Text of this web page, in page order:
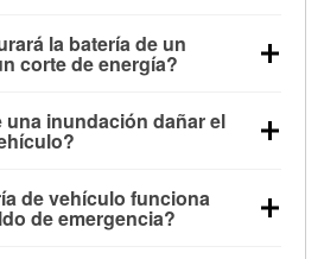
la batería de un
corte de energía?
durante un tiempo
sin conducir el vehículo
de carga de respaldo para
una inundación dañar el
del motor y pueden
lo que puede provocar una
de vehículo funciona
de emergencia?